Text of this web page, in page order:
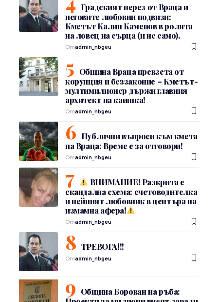
Градският нерез от Враца и
неговите любовни подвизи:
Кметът Калин Каменов в ролята
на ловец на сърца (и не само).
Отadmin_nbgeu
Община Враца превзета от
корупция и беззаконие – Кметът-
мултимилионер държи главния
архитект на каишка!
Отadmin_nbgeu
Публични въпроси към кмета
на Враца: Време е за отговори!
Отadmin_nbgeu
ВНИМАНИЕ! Разкрита е
скандална схема: счетоводителка
и нейният любовник в центъра на
измамна афера!
Отadmin_nbgeu
ТРЕВОГА!!!
Отadmin_nbgeu
Община Борован на ръба: